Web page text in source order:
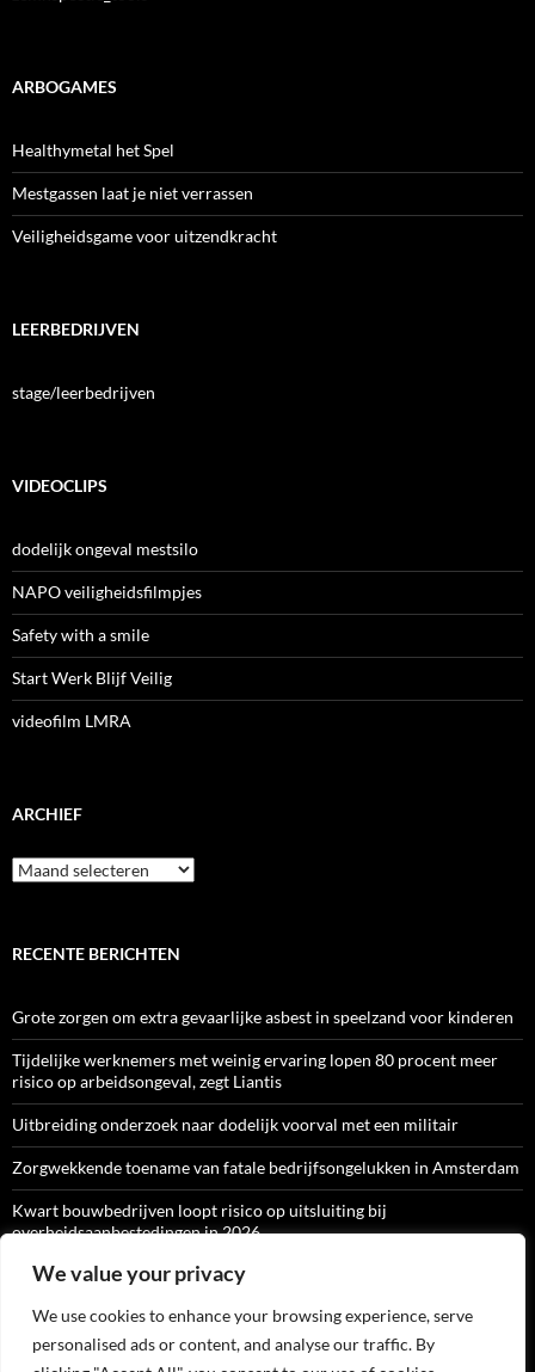
We value your privacy
We use cookies to enhance your browsing experience, serve
personalised ads or content, and analyse our traffic. By
ARBOGAMES
Healthymetal het Spel
Mestgassen laat je niet verrassen
Veiligheidsgame voor uitzendkracht
LEERBEDRIJVEN
stage/leerbedrijven
VIDEOCLIPS
dodelijk ongeval mestsilo
NAPO veiligheidsfilmpjes
Safety with a smile
Start Werk Blijf Veilig
videofilm LMRA
ARCHIEF
Archief
RECENTE BERICHTEN
Grote zorgen om extra gevaarlijke asbest in speelzand voor kinderen
Tijdelijke werknemers met weinig ervaring lopen 80 procent meer
risico op arbeidsongeval, zegt Liantis
Uitbreiding onderzoek naar dodelijk voorval met een militair
Zorgwekkende toename van fatale bedrijfsongelukken in Amsterdam
Kwart bouwbedrijven loopt risico op uitsluiting bij
overheidsaanbestedingen in 2026
ARBO-CATALOGI